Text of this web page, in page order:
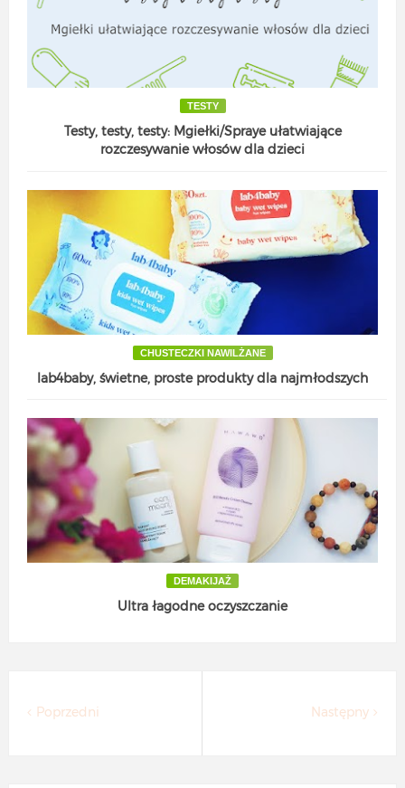
TESTY
Testy, testy, testy: Mgiełki/Spraye ułatwiające
rozczesywanie włosów dla dzieci
CHUSTECZKI NAWILŻANE
lab4baby, świetne, proste produkty dla najmłodszych
DEMAKIJAŻ
Ultra łagodne oczyszczanie
Następny
Poprzedni